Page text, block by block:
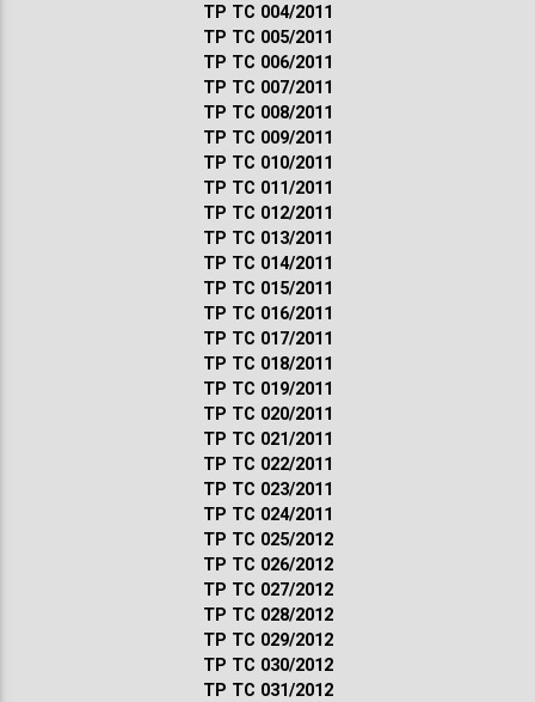
ТР ТС 004/2011
ТР ТС 005/2011
ТР ТС 006/2011
ТР ТС 007/2011
ТР ТС 008/2011
ТР ТС 009/2011
ТР ТС 010/2011
ТР ТС 011/2011
ТР ТС 012/2011
ТР ТС 013/2011
ТР ТС 014/2011
ТР ТС 015/2011
ТР ТС 016/2011
ТР ТС 017/2011
ТР ТС 018/2011
ТР ТС 019/2011
ТР ТС 020/2011
ТР ТС 021/2011
ТР ТС 022/2011
ТР ТС 023/2011
ТР ТС 024/2011
ТР ТС 025/2012
ТР ТС 026/2012
ТР ТС 027/2012
ТР ТС 028/2012
ТР ТС 029/2012
ТР ТС 030/2012
ТР ТС 031/2012